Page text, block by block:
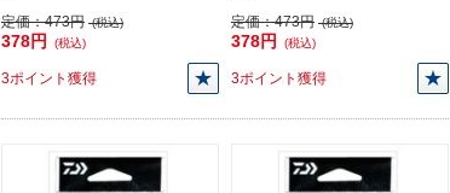
定価：473円 (税込)
378円 (税込)
3ポイント獲得
定価：473円 (税込)
378円 (税込)
3ポイント獲得